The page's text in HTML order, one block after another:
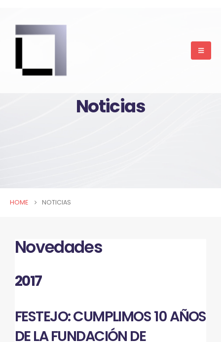
Noticias
HOME NOTICIAS
Novedades
2017
FESTEJO: CUMPLIMOS 10 AÑOS
DE LA FUNDACIÓN DE